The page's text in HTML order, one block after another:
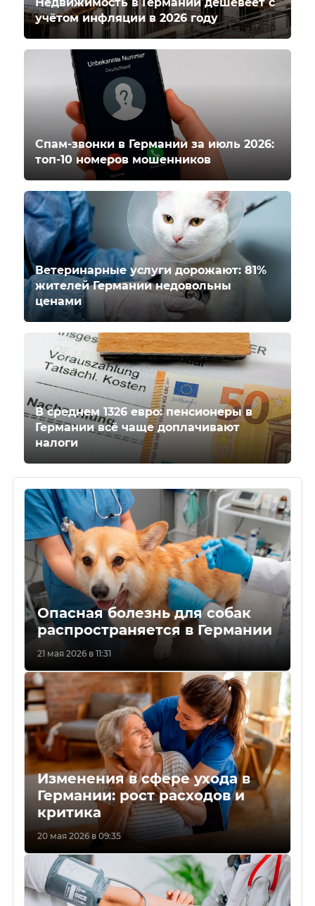
учётом инфляции в 2026 году
Спам-звонки в Германии за июль 2026:
топ-10 номеров мошенников
Ветеринарные услуги дорожают: 81%
жителей Германии недовольны
ценами
В среднем 1326 евро: пенсионеры в
Германии всё чаще доплачивают
налоги
Опасная болезнь для собак
распространяется в Германии
21 мая 2026 в 11:31
Изменения в сфере ухода в
Германии: рост расходов и
критика
20 мая 2026 в 09:35